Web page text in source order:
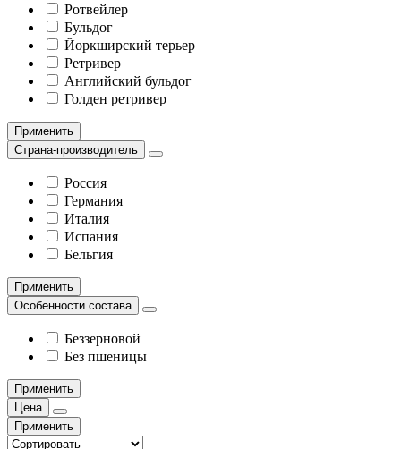
Ротвейлер
Бульдог
Йоркширский терьер
Ретривер
Английский бульдог
Голден ретривер
Применить
Страна-производитель
Россия
Германия
Италия
Испания
Бельгия
Применить
Особенности состава
Беззерновой
Без пшеницы
Применить
Цена
Применить